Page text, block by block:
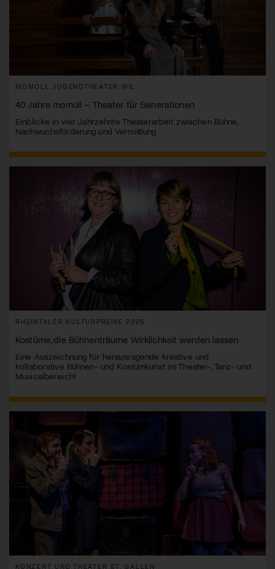
MOMOLL JUGENDTHEATER WIL
40 Jahre momoll – Theater für Generationen
Einblicke in vier Jahrzehnte Theaterarbeit zwischen Bühne,
Nachwuchsförderung und Vermittlung
RHEINTALER KULTURPREISE 2025
Kostüme, die Bühnenträume Wirklichkeit werden lassen
Eine Auszeichnung für herausragende kreative und
kollaborative Bühnen- und Kostümkunst im Theater-, Tanz- und
Musicalbereich!
KONZERT UND THEATER ST. GALLEN